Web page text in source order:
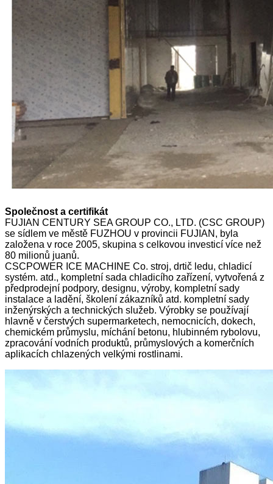
Společnost a certifikát
FUJIAN CENTURY SEA GROUP CO., LTD. (CSC GROUP)
se sídlem ve městě FUZHOU v provincii FUJIAN, byla
založena v roce 2005, skupina s celkovou investicí více než
80 milionů juanů.
CSCPOWER ICE MACHINE Co. stroj, drtič ledu, chladicí
systém. atd., kompletní sada chladicího zařízení, vytvořená z
předprodejní podpory, designu, výroby, kompletní sady
instalace a ladění, školení zákazníků atd. kompletní sady
inženýrských a technických služeb. Výrobky se používají
hlavně v čerstvých supermarketech, nemocnicích, dokech,
chemickém průmyslu, míchání betonu, hlubinném rybolovu,
zpracování vodních produktů, průmyslových a komerčních
aplikacích chlazených velkými rostlinami.